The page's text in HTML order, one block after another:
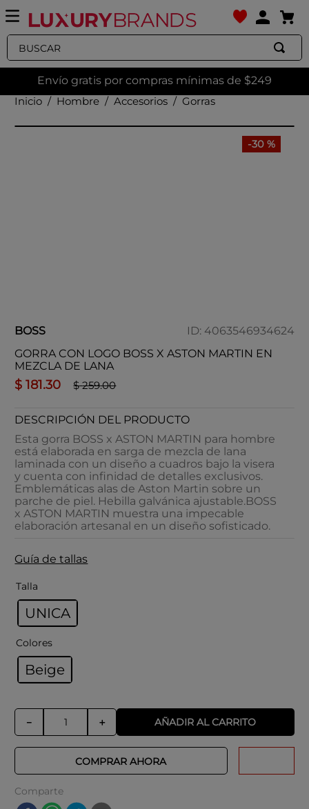
Buscar
Envío gratis por compras mínimas de $249
Hombre
Accesorios Gorras
-30 %
BOSS ID: 4063546934624
GORRA CON LOGO BOSS X ASTON MARTIN EN
MEZCLA DE LANA
$ 181.30 $ 259.00
DESCRIPCIÓN DEL PRODUCTO
Esta gorra BOSS x ASTON MARTIN para hombre
está elaborada en sarga de mezcla de lana
laminada con un diseño a cuadros bajo la visera
y cuenta con infinidad de detalles exclusivos.
Emblemáticas alas de Aston Martin sobre un
parche de piel. Hebilla galvánica ajustable.BOSS
x ASTON MARTIN muestra una impecable
elaboración artesanal en un diseño sofisticado.
Guía de tallas
Talla
UNICA
Colores
Beige
＋
－ AÑADIR AL CARRITO
COMPRAR AHORA
Comparte